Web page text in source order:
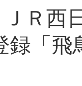
Ｒ西
録「